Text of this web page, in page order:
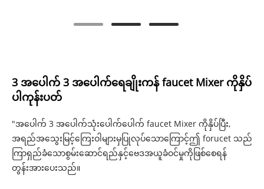
3 အပေါက် 3 အပေါက်ရေချိုးကန် faucet Mixer ကိုနှိပ်
ပါကုန်းပတ်
"အပေါက် 3 အပေါက်သုံးပေါက်ပေါက် faucet Mixer ကိုနှိပ်ပြီး,
အရည်အသွေးမြင့်ကြေးဝါများမှပြုလုပ်သောကြောင့်ဤ forucet သည်
ကြာရှည်ခံသောစွမ်းဆောင်ရည်နှင့်ဗေဒအယူခံဝင်မှုကိုဖြစ်စေရန်
တွန်းအားပေးသည်။